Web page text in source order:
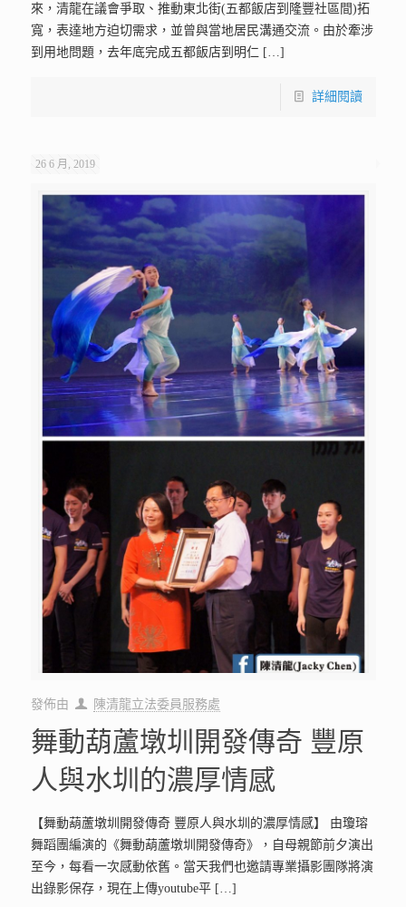
來，清龍在議會爭取、推動東北街(五都飯店到隆豐社區間)拓
寬，表達地方迫切需求，並曾與當地居民溝通交流。由於牽涉
到用地問題，去年底完成五都飯店到明仁 […]
詳細閱讀
26 6 月, 2019
發佈由 陳清龍立法委員服務處
舞動葫蘆墩圳開發傳奇 豐原
人與水圳的濃厚情感
【舞動葫蘆墩圳開發傳奇 豐原人與水圳的濃厚情感】 由瓊瑢
舞蹈團編演的《舞動葫蘆墩圳開發傳奇》，自母親節前夕演出
至今，每看一次感動依舊。當天我們也邀請專業攝影團隊將演
出錄影保存，現在上傳youtube平[…]